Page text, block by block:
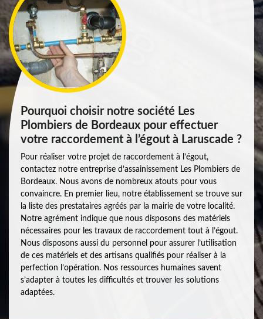
Pourquoi choisir notre société Les
Plombiers de Bordeaux pour effectuer
votre raccordement à l’égout à Laruscade ?
Pour réaliser votre projet de raccordement à l’égout,
contactez notre entreprise d’assainissement Les Plombiers de
Bordeaux. Nous avons de nombreux atouts pour vous
convaincre. En premier lieu, notre établissement se trouve sur
la liste des prestataires agréés par la mairie de votre localité.
Notre agrément indique que nous disposons des matériels
nécessaires pour les travaux de raccordement tout à l’égout.
Nous disposons aussi du personnel pour assurer l’utilisation
de ces matériels et des artisans qualifiés pour réaliser à la
perfection l’opération. Nos ressources humaines savent
s’adapter à toutes les difficultés et trouver les solutions
adaptées.